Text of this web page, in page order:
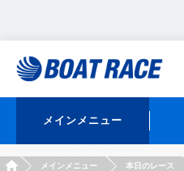
メインメニュー
HOMEメインメニュー 本日のレース